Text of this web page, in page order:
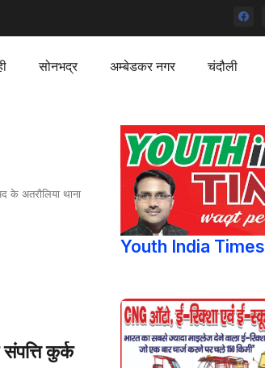
सोनभद्र अम्बेडकर नगर चंदौली
के अतरौलिया थाना
कुर्क
Youth India Times